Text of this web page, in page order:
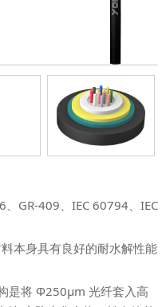
GR-409、IEC 60794、IEC
本身具有良好的耐水解性能
是将 Φ250µm 光纤套入高